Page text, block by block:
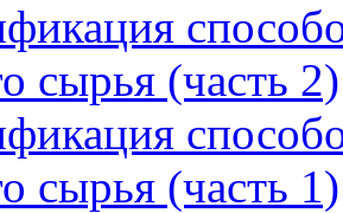
сырья (часть 2)
сырья (часть 1)